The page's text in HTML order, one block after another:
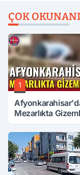
ÇOK
1
Mezarlıkta